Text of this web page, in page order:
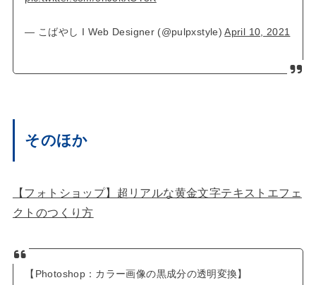
— こばやし I Web Designer (@pulpxstyle)April 10, 2021
そのほか
【フォトショップ】超リアルな黄金文字テキストエフェ
クトのつくり方
【Photoshop：カラー画像の黒成分の透明変換】